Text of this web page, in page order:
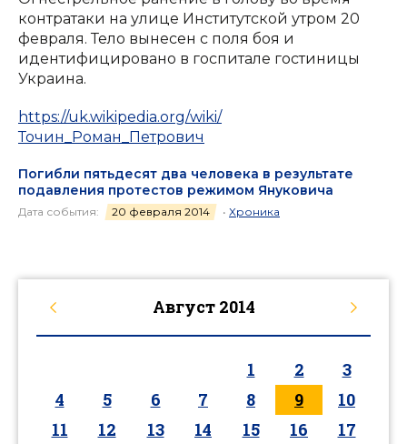
контратаки на улице Институтской утром 20
февраля. Тело вынесен с поля боя и
идентифицировано в госпитале гостиницы
Украина.
https://uk.wikipedia.org/wiki/
Точин_Роман_Петрович
Погибли пятьдесят два человека в результате
подавления протестов режимом Януковича
Дата события: 20 февраля 2014 • Хроника
Август 2014
1 2
3
4
5 6 7 8 9
10
11
12 13 14 15 16
17